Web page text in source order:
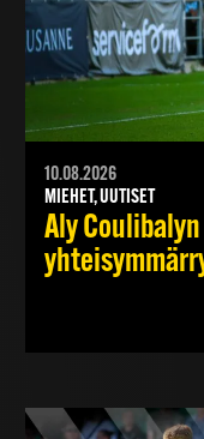
10.08.2026
MIEHET, UUTISET
Aly